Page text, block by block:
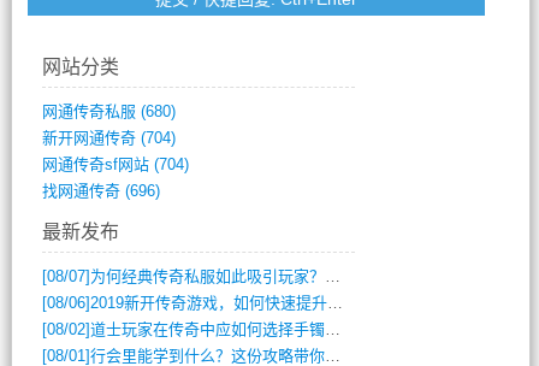
网站分类
网通传奇私服 (680)
新开网通传奇(704)
网通传奇sf网站(704)
找网通传奇(696)
最新发布
[08/07] 为何经典传奇私服如此吸引玩家？深度攻略解析
[08/06]2019新开传奇游戏，如何快速提升角色等级？
[08/02]道士玩家在传奇中应如何选择手镯装备？
[08/01]行会里能学到什么？这份攻略带你全掌握